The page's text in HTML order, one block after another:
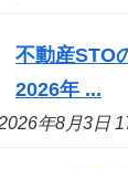
不動産STO
2026年 ...
年8月3日